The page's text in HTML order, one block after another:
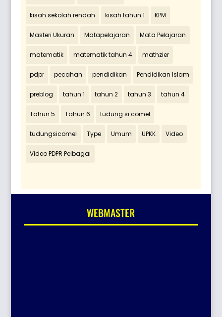
kisah sekolah rendah kisah tahun 1 KPM
Masteri Ukuran Matapelajaran Mata Pelajaran
matematik matematik tahun 4 mathzier
pdpr pecahan pendidikan Pendidikan Islam
preblog tahun 1 tahun 2 tahun 3 tahun 4
Tahun 5 Tahun 6 tudung si comel
tudungsicomel Type Umum UPKK Video
Video PDPR Pelbagai
WEBMASTER